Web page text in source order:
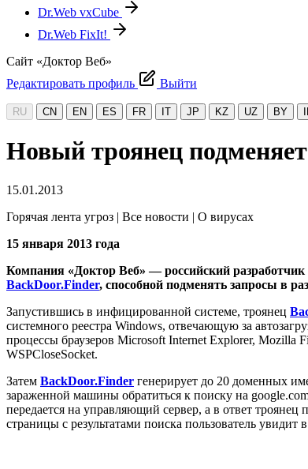
Dr.Web vxCube
Dr.Web FixIt!
Сайт «Доктор Веб»
Редактировать профиль
Выйти
RU CN EN ES FR IT JP KZ UZ BY
Новый троянец
15.01.2013
Горячая лента угроз | Все новости | О вирусах
15 января 2013 года
Компания «Доктор Веб» — российский
BackDoor.Finder, способной подменять запросы в
Запустившись в инфицированной системе, троянец
системного реестра Windows, отвечающую за
процессы браузеров Microsoft Internet Explorer, Mozilla
WSPCloseSocket.
Затем BackDoor.Finder генерирует до 20 доменных
зараженной машины обратиться к поиску на
передается на управляющий сервер, а в ответ троянец
страницы с результатами поиска пользователь